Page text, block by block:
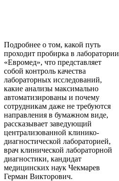
Подробнее о том, какой путь
проходит пробирка в лаборатории
«Евромед», что представляет
собой контроль качества
лабораторных исследований,
какие анализы максимально
автоматизированы и почему
сотрудникам даже не требуются
направления в бумажном виде,
рассказывает заведующий
централизованной клинико-
диагностической лабораторией,
врач клинической лабораторной
диагностики, кандидат
медицинских наук Чекмарев
Герман Викторович.